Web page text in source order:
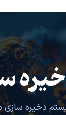
ذخیره سازی